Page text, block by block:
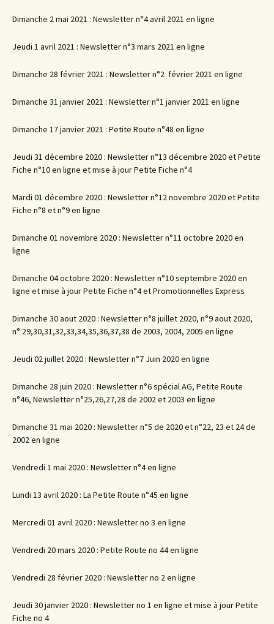
Dimanche 2 mai 2021 : Newsletter n°4 avril 2021 en ligne
Jeudi 1 avril 2021 : Newsletter n°3 mars 2021 en ligne
Dimanche 28 février 2021 : Newsletter n°2 février 2021 en ligne
Dimanche 31 janvier 2021 : Newsletter n°1 janvier 2021 en ligne
Dimanche 17 janvier 2021 : Petite Route n°48 en ligne
Jeudi 31 décembre 2020 : Newsletter n°13 décembre 2020 et Petite
Fiche n°10 en ligne et mise à jour Petite Fiche n°4
Mardi 01 décembre 2020 : Newsletter n°12 novembre 2020 et Petite
Fiche n°8 et n°9 en ligne
Dimanche 01 novembre 2020 : Newsletter n°11 octobre 2020 en
ligne
Dimanche 04 octobre 2020 : Newsletter n°10 septembre 2020 en
ligne et mise à jour Petite Fiche n°4 et Promotionnelles Express
Dimanche 30 aout 2020 : Newsletter n°8 juillet 2020, n°9 aout 2020,
n° 29,30,31,32,33,34,35,36,37,38 de 2003, 2004, 2005 en ligne
Jeudi 02 juillet 2020 : Newsletter n°7 Juin 2020 en ligne
Dimanche 28 juin 2020 : Newsletter n°6 spécial AG, Petite Route
n°46, Newsletter n°25,26,27,28 de 2002 et 2003 en ligne
Dimanche 31 mai 2020 : Newsletter n°5 de 2020 et n°22, 23 et 24 de
2002 en ligne
Vendredi 1 mai 2020 : Newsletter n°4 en ligne
Lundi 13 avril 2020 : La Petite Route n°45 en ligne
Mercredi 01 avril 2020 : Newsletter no 3 en ligne
Vendredi 20 mars 2020 : Petite Route no 44 en ligne
Vendredi 28 février 2020 : Newsletter no 2 en ligne
Jeudi 30 janvier 2020 : Newsletter no 1 en ligne et mise à jour Petite
Fiche no 4